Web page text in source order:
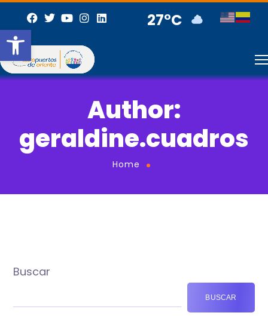
Abrir barra de herramientas
27°C
Author:
geraldine.cuadros
Home
Buscar
BUSCAR